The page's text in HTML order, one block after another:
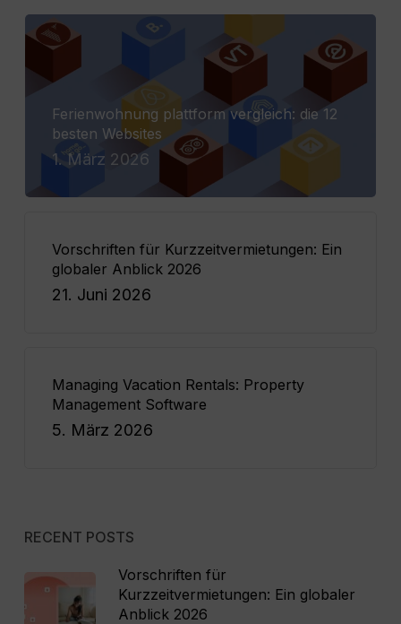
Ferienwohnung plattform vergleich: die 12
besten Websites
1. März 2026
Vorschriften für Kurzzeitvermietungen: Ein
globaler Anblick 2026
21. Juni 2026
Managing Vacation Rentals: Property
Management Software
5. März 2026
RECENT POSTS
Vorschriften für
Kurzzeitvermietungen: Ein globaler
Anblick 2026